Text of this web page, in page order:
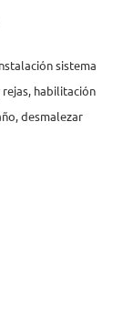
sistema
habilitación
desmalezar